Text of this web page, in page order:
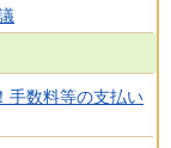
手数料等の支払い